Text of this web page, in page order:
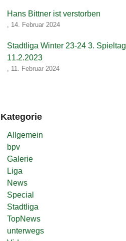
Hans Bittner ist verstorben
, 14. Februar 2024
Stadtliga Winter 23-24 3. Spieltag
11.2.2023
, 11. Februar 2024
Kategorie
Allgemein
bpv
Galerie
Liga
News
Special
Stadtliga
TopNews
unterwegs